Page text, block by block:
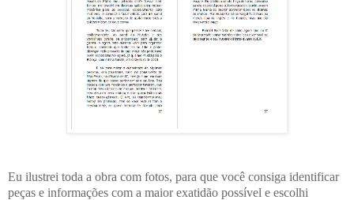
Eu ilustrei toda a obra com fotos, para que você consiga identificar
peças e informações com a maior exatidão possível e escolhi